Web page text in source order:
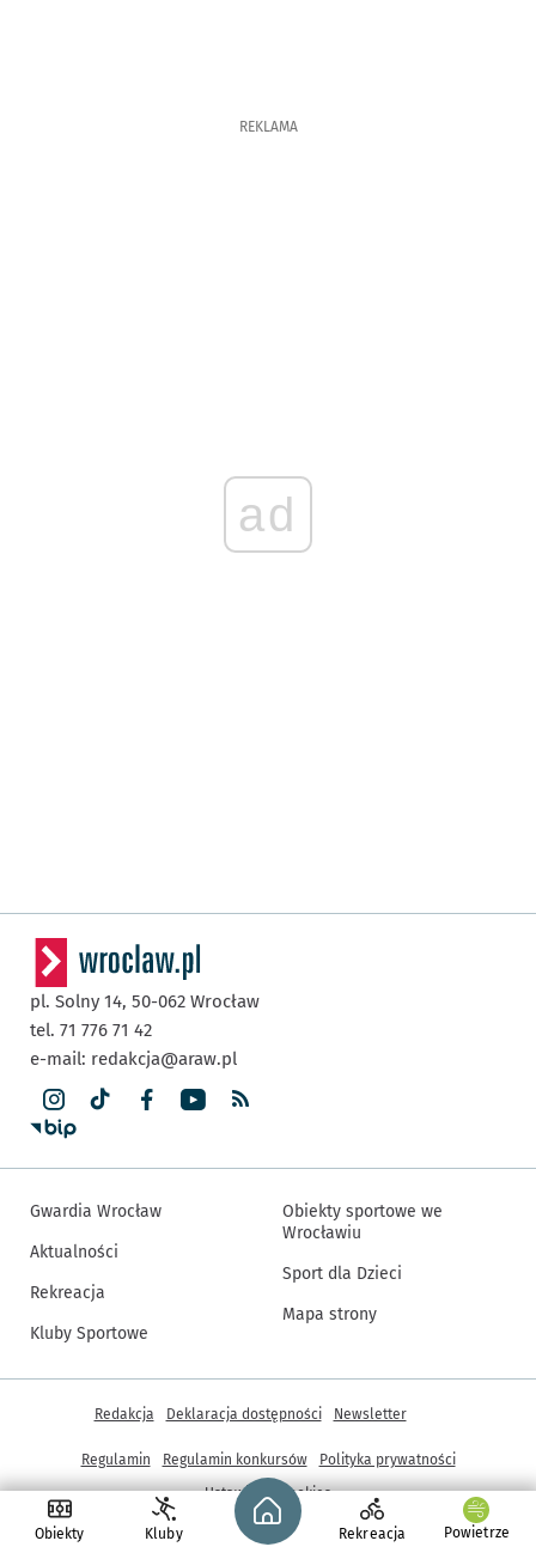
REKLAMA
ad
Obiekty Kluby
Strona główna - wroclaw.pl
Rekreacja Powietrze
pl. Solny 14, 50-062 Wrocław
tel. 71 776 71 42
e-mail: redakcja@araw.pl
Gwardia Wrocław
Aktualności
Rekreacja
Kluby Sportowe
Obiekty sportowe we
Wrocławiu
Sport dla Dzieci
Mapa strony
© Copyright 2005-2026, ARAW S.A., Gmina Wrocław
Inne informacje
Redakcja Deklaracja dostępności Newsletter
Regulamin Regulamin konkursów
Polityka prywatności
Ustawienia cookies